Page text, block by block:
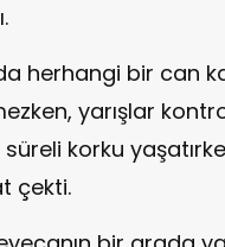
herhangi bir can
yarışlar
süreli korku
çekti.